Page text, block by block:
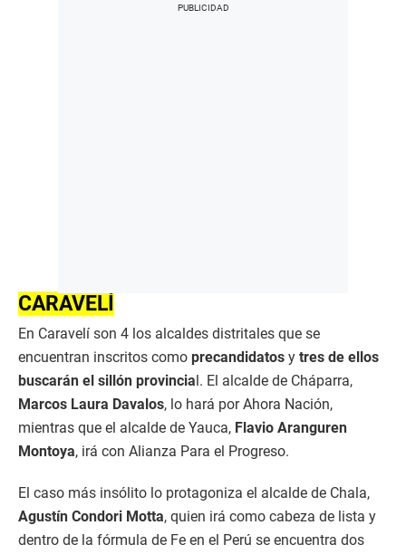
CARAVELÍ
En Caravelí son 4 los alcaldes distritales que se
encuentran inscritos como precandidatos y tres de ellos
buscarán el sillón provincial. El alcalde de Cháparra,
Marcos Laura Davalos, lo hará por Ahora Nación,
mientras que el alcalde de Yauca, Flavio Aranguren
Montoya, irá con Alianza Para el Progreso.
El caso más insólito lo protagoniza el alcalde de Chala,
Agustín Condori Motta, quien irá como cabeza de lista y
dentro de la fórmula de Fe en el Perú se encuentra dos